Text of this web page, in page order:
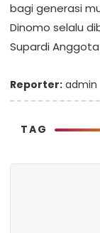
bagi generasi
Dinomo selalu
Supardi Anggota
Reporter: admin
TAG